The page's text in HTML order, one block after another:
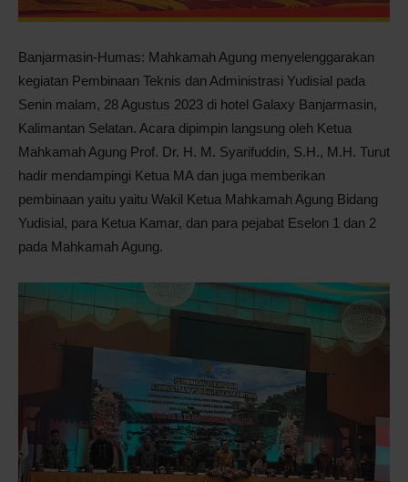
Banjarmasin-Humas: Mahkamah Agung menyelenggarakan
kegiatan Pembinaan Teknis dan Administrasi Yudisial pada
Senin malam, 28 Agustus 2023 di hotel Galaxy Banjarmasin,
Kalimantan Selatan. Acara dipimpin langsung oleh Ketua
Mahkamah Agung Prof. Dr. H. M. Syarifuddin, S.H., M.H. Turut
hadir mendampingi Ketua MA dan juga memberikan
pembinaan yaitu yaitu Wakil Ketua Mahkamah Agung Bidang
Yudisial, para Ketua Kamar, dan para pejabat Eselon 1 dan 2
pada Mahkamah Agung.